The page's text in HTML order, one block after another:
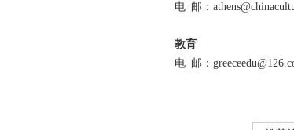
电 邮：
教育
电 邮：